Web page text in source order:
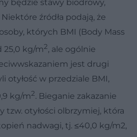
będzie stawy biodrowy,
źródła podają, że
których BMI (Body Mass
25,0 kg/m2, ale ogólnie
jest drugi
otyłość w przedziale BMI,
kg/m2. Bieganie zakazanie
tzw. otyłości olbrzymiej, która
nadwagi, tj. ≤40,0 kg/m2,